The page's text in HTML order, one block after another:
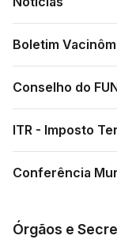
Boletim
Conselho do
ITR - Imposto
Conferência
Órgãos e